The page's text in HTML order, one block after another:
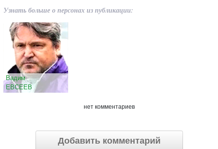
Узнать больше о персонах из публикации:
Вадим
ЕВСЕЕВ
нет комментариев
Добавить комментарий